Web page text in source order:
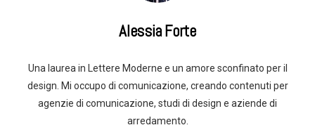
Alessia Forte
Una laurea in Lettere Moderne e un amore sconfinato per il
design. Mi occupo di comunicazione, creando contenuti per
agenzie di comunicazione, studi di design e aziende di
arredamento.